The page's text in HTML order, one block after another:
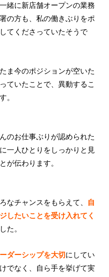
緒に新店舗オープンの業務
の方も、私の働きぶりをポ
てくださっていたそうで
ま今のポジションが空いた
ていたことで、異動するこ
。
のお仕事ぶりが認められた
一人ひとりをしっかりと見
が伝わります。
なチャンスをもらえて、
自
したいことを受け入れてく
た。
ダーシップを大切にしてい
でなく、自ら手を挙げて実